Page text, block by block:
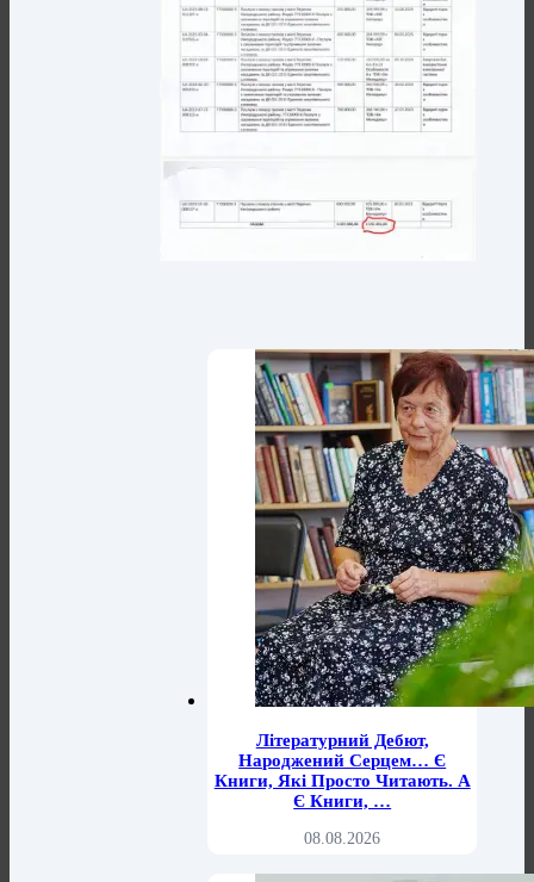
Літературний Дебют,
Народжений Серцем… Є
Книги, Які Просто Читають. А
Є Книги, …
08.08.2026